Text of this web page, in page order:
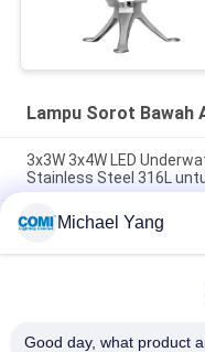
Lampu Sorot Bawah
3x3W 3x4W LED
Stainless Steel 316L
SS316 LED Underwater
B5AD1216 B5AD1218
dengan Tripod Untuk
Michael Yang
Good day, what product